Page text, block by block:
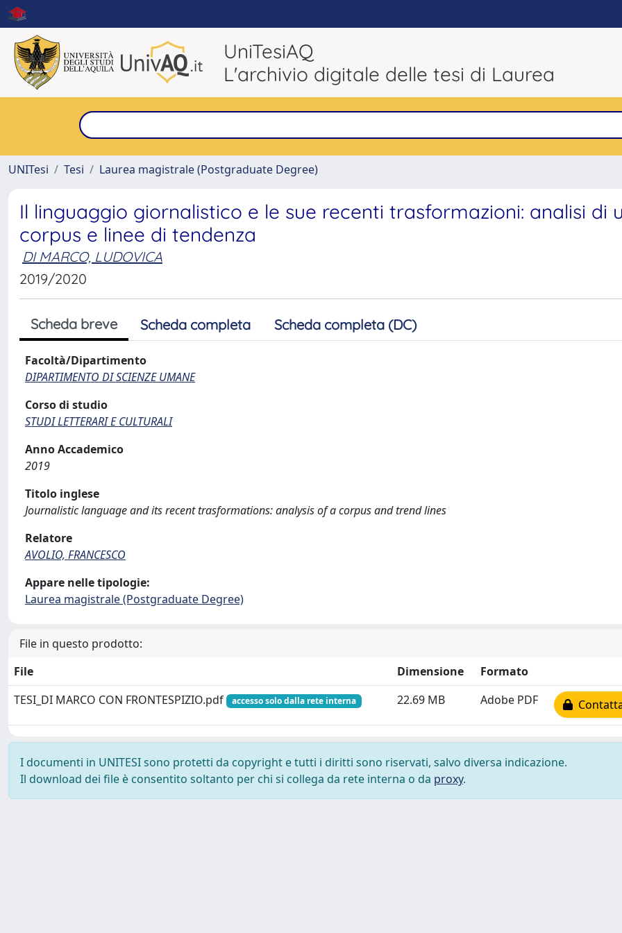
UniTesiAQ
L'archivio digitale delle tesi di Laurea
UNITesi
Tesi Laurea magistrale (Postgraduate Degree)
Il linguaggio giornalistico e le sue recenti trasformazioni: analisi di
corpus e linee di tendenza
DI MARCO, LUDOVICA
2019/2020
Scheda breve Scheda completa Scheda completa (DC)
Facoltà/Dipartimento
DIPARTIMENTO DI SCIENZE UMANE
Corso di studio
STUDI LETTERARI E CULTURALI
Anno Accademico
2019
Titolo inglese
Journalistic language and its recent trasformations: analysis of a corpus and trend lines
Relatore
AVOLIO, FRANCESCO
Appare nelle tipologie:
Laurea magistrale (Postgraduate Degree)
File in questo prodotto:
File
Dimensione
Formato
TESI_DI MARCO CON FRONTESPIZIO.pdf
accesso solo dalla rete interna 22.69 MB Adobe PDF
I documenti in UNITESI sono protetti da copyright e tutti i diritti sono riservati, salvo diversa indicazione.
Il download dei file è consentito soltanto per chi si collega da rete interna o da proxy.